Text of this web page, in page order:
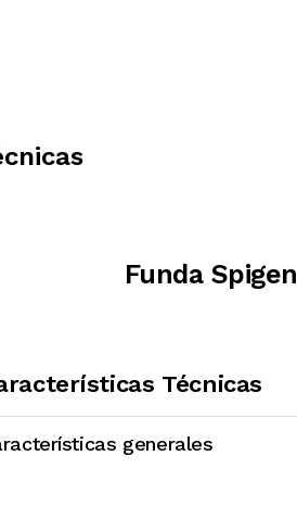
Funda
Técnicas
generales